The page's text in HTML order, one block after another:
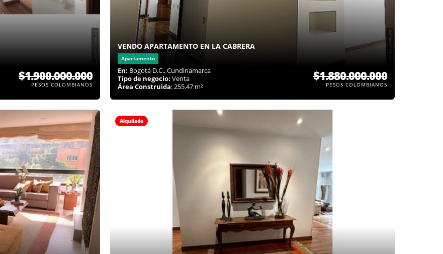
$1.900.000.000
PESOS COLOMBIANOS
VENDO APARTAMENTO EN LA CABRERA
Apartamento
En: Bogotá D.C., Cundinamarca
Tipo de negocio: Venta
Área Construida: 255.47 m²
$1.880.000.000
PESOS COLOMBIANOS
Alquilado